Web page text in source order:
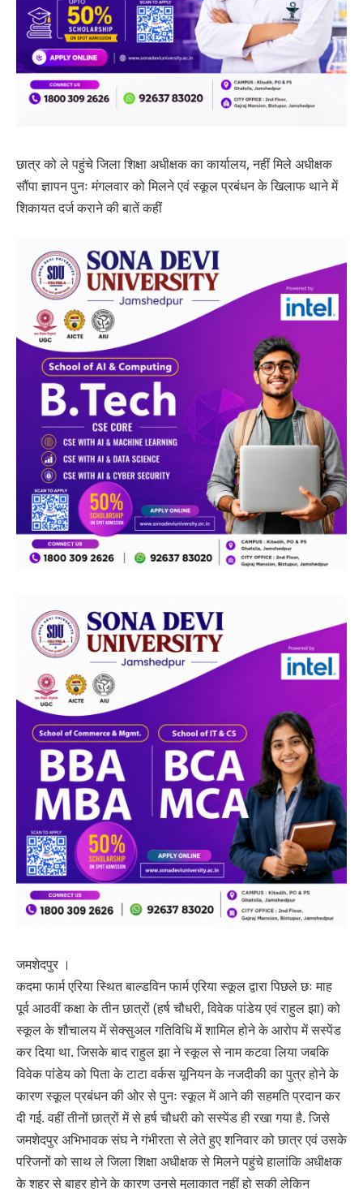
छात्र को ले पहुंचे जिला शिक्षा अधीक्षक का कार्यालय, नहीं मिले अधीक्षक
सौंपा ज्ञापन पुनः मंगलवार को मिलने एवं स्कूल प्रबंधन के खिलाफ थाने में
शिकायत दर्ज कराने की बातें कहीं
जमशेदपुर ।
कदमा फार्म एरिया स्थित बाल्डविन फार्म एरिया स्कूल द्वारा पिछले छः माह
पूर्व आठवीं कक्षा के तीन छात्रों (हर्ष चौधरी, विवेक पांडेय एवं राहुल झा) को
स्कूल के शौचालय में सेक्सुअल गतिविधि में शामिल होने के आरोप में सस्पेंड
कर दिया था. जिसके बाद राहुल झा ने स्कूल से नाम कटवा लिया जबकि
विवेक पांडेय को पिता के टाटा वर्कस यूनियन के नजदीकी का पुत्र होने के
कारण स्कूल प्रबंधन की ओर से पुनः स्कूल में आने की सहमति प्रदान कर
दी गई. वहीं तीनों छात्रों में से हर्ष चौधरी को सस्पेंड ही रखा गया है. जिसे
जमशेदपुर अभिभावक संघ ने गंभीरता से लेते हुए शनिवार को छात्र एवं उसके
परिजनों को साथ ले जिला शिक्षा अधीक्षक से मिलने पहुंचे हालांकि अधीक्षक
के शहर से बाहर होने के कारण उनसे मुलाकात नहीं हो सकी लेकिन